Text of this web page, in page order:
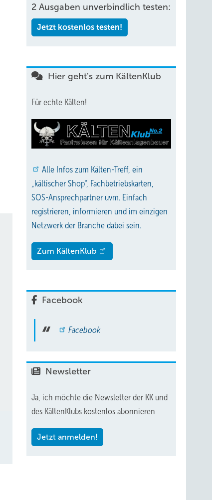
2 Ausgaben unverbindlich testen:
Jetzt kostenlos testen!
Hier geht's zum KältenKlub
Für echte Kälten!
Alle Infos zum Kälten-Treff, ein
„kältischer Shop“, Fachbetriebskarten,
SOS-Ansprechpartner uvm. Einfach
registrieren, informieren und im einzigen
Netzwerk der Branche dabei sein.
Zum KältenKlub
Facebook
Facebook
Newsletter
Ja, ich möchte die Newsletter der KK und
des KältenKlubs kostenlos abonnieren
Jetzt anmelden!